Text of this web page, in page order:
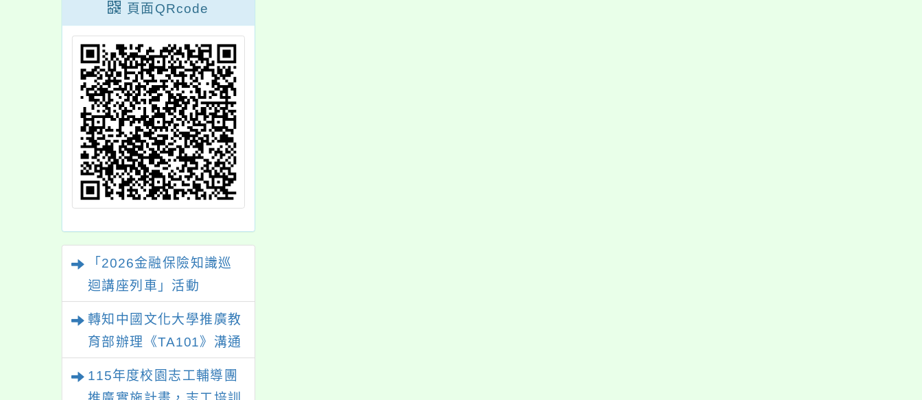
頁面QRcode
「2026金融保險知識巡
迴講座列車」活動
轉知中國文化大學推廣教
育部辦理《TA101》溝通
分析基礎認證課程，歡迎
學生輔導中心人員，以及
115年度校園志工輔導團